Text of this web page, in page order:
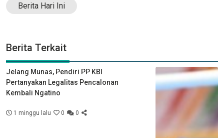
Berita Hari Ini
Berita Terkait
Jelang Munas, Pendiri PP KBI
Pertanyakan Legalitas Pencalonan
Kembali Ngatino
1 minggu lalu 0 0